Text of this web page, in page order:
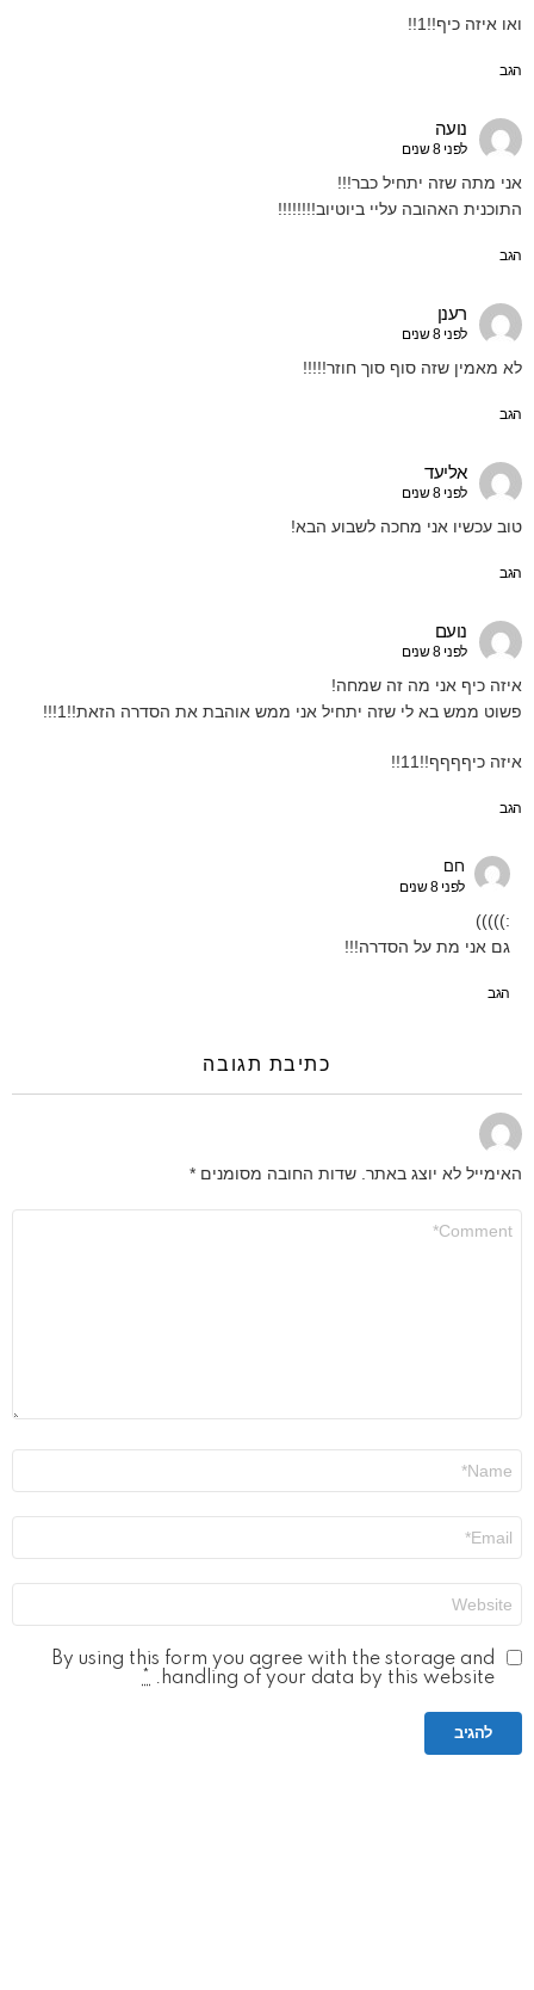
ואו איזה כיף!!1!!
הגב
נועה
לפני 8 שנים
אני מתה שזה יתחיל כבר!!!
התוכנית האהובה עליי ביוטיוב!!!!!!!!
הגב
רענן
לפני 8 שנים
לא מאמין שזה סוף סוך חוזר!!!!!
הגב
אליעד
לפני 8 שנים
טוב עכשיו אני מחכה לשבוע הבא!
הגב
נועם
לפני 8 שנים
איזה כיף אני מה זה שמחה!
פשוט ממש בא לי שזה יתחיל אני ממש אוהבת את הסדרה הזאת!!1!!!
איזה כיףףףף!!11!!
הגב
רום
לפני 8 שנים
:)))))
גם אני מת על הסדרה!!!
הגב
כתיבת תגובה
האימייל לא יוצג באתר. שדות החובה מסומנים *
שלך
By using this form you agree with the storage and
handling of your data by this website.
*